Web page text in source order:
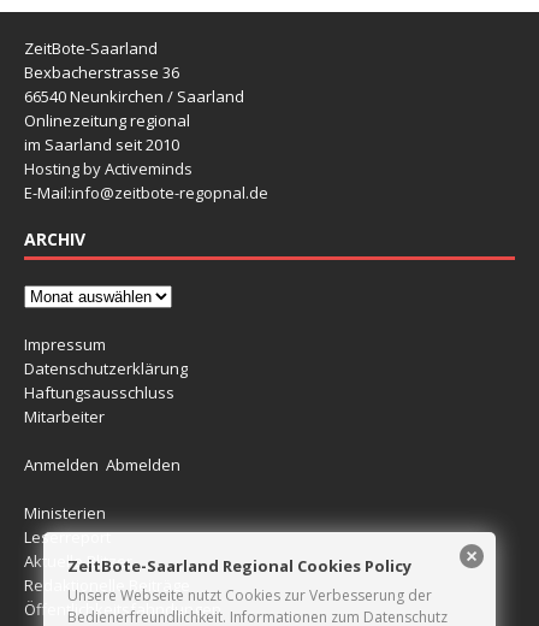
ZeitBote-Saarland
Bexbacherstrasse 36
66540 Neunkirchen / Saarland
Onlinezeitung regional
im Saarland seit 2010
Hosting by Activeminds
E-Mail:info@zeitbote-regopnal.de
ARCHIV
Impressum
Datenschutzerklärung
Haftungsausschluss
Mitarbeiter
Anmelden Abmelden
Ministerien
Leserreport
Aktuelle Blitzer
Redaktionelle Beiträge
Öffentlichkeitsfahndungen
ZeitBote-Saarland Regional Cookies Policy
Unsere Webseite nutzt Cookies zur Verbesserung der
Bedienerfreundlichkeit. Informationen zum Datenschutz